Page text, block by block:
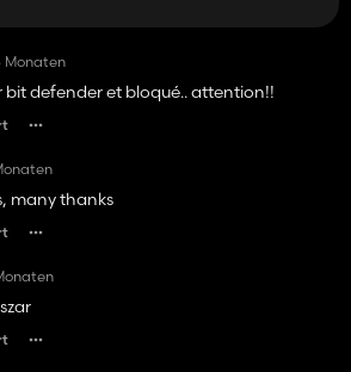
Monaten
bit defender et bloqué.. attention!!
many thanks